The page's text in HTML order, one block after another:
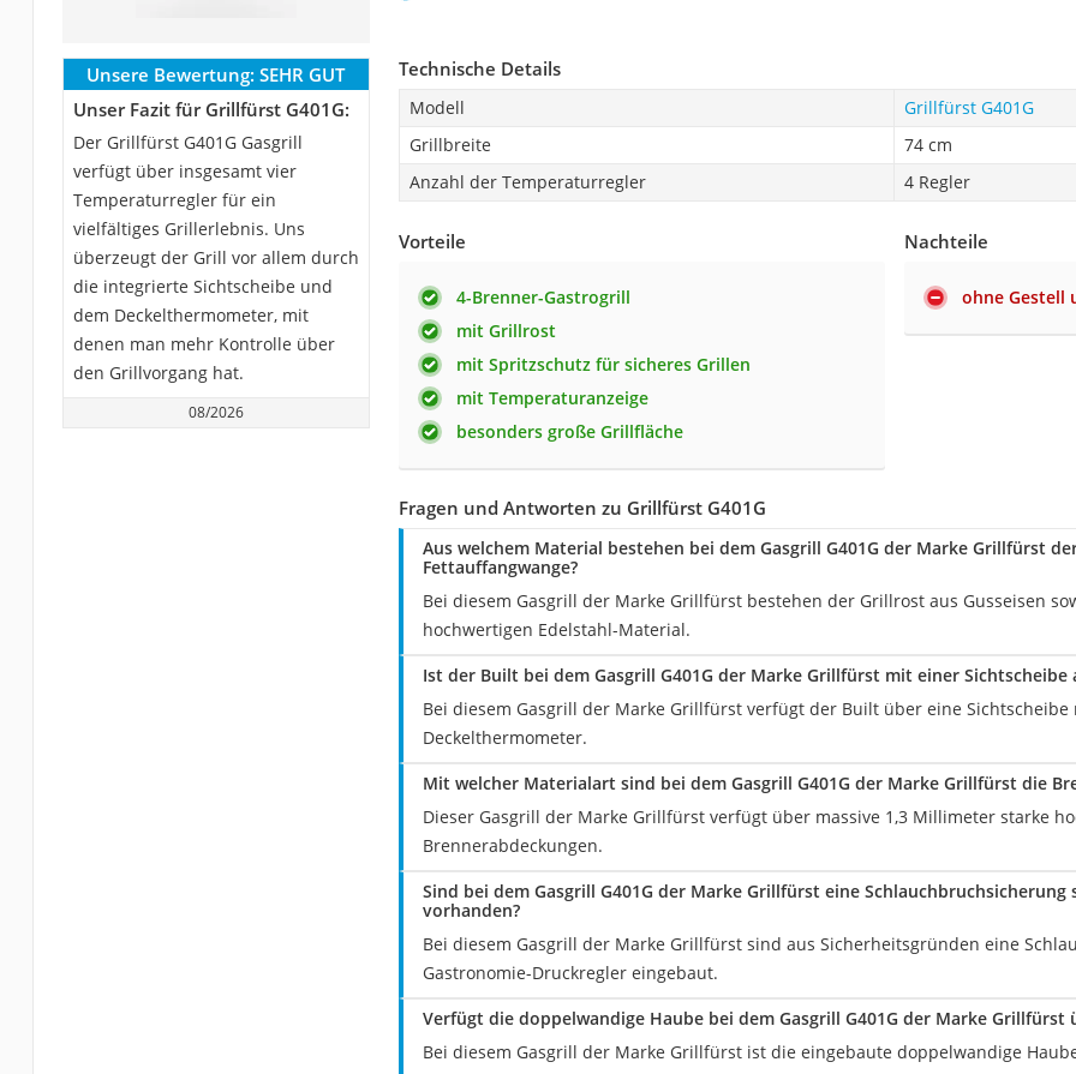
Unsere Bewertung: SEHR GUT
Unser Fazit für Grillfürst G401G:
Der Grillfürst G401G Gasgrill
verfügt über insgesamt vier
Temperaturregler für ein
vielfältiges Grillerlebnis. Uns
überzeugt der Grill vor allem durch
die integrierte Sichtscheibe und
dem Deckelthermometer, mit
denen man mehr Kontrolle über
den Grillvorgang hat.
08/2026
Technische Details
Modell
Grillfürst G401G
Grillbreite
74 cm
Anzahl der Temperaturregler
4 Regler
Vorteile
4-Brenner-Gastrogrill
mit Grillrost
mit Spritzschutz für sicheres Grillen
mit Temperaturanzeige
besonders große Grillfläche
Nachteile
ohne Gestell
Fragen und Antworten zu Grillfürst G401G
Aus welchem Material bestehen bei dem Gasgrill G401G der Marke Grillfürst
Fettauffangwange?
Bei diesem Gasgrill der Marke Grillfürst bestehen der Grillrost aus Gusseisen
hochwertigen Edelstahl-Material.
Ist der Built bei dem Gasgrill G401G der Marke Grillfürst mit einer Sichtscheibe
Bei diesem Gasgrill der Marke Grillfürst verfügt der Built über eine
Deckelthermometer.
Mit welcher Materialart sind bei dem Gasgrill G401G der Marke Grillfürst die
Dieser Gasgrill der Marke Grillfürst verfügt über massive 1,3 Millimeter starke
Brennerabdeckungen.
Sind bei dem Gasgrill G401G der Marke Grillfürst eine
vorhanden?
Bei diesem Gasgrill der Marke Grillfürst sind aus Sicherheitsgründen eine
Gastronomie-Druckregler eingebaut.
Verfügt die doppelwandige Haube bei dem Gasgrill G401G der Marke Grillfürst
Bei diesem Gasgrill der Marke Grillfürst ist die eingebaute doppelwandige